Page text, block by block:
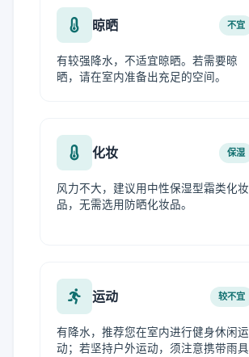
晾晒 不宜
有较强降水，不适宜晾晒。若需要晾
晒，请在室内准备出充足的空间。
化妆 保湿
风力不大，建议用中性保湿型霜类化妆
品，无需选用防晒化妆品。
运动 较不宜
有降水，推荐您在室内进行健身休闲运
动；若坚持户外运动，须注意携带雨具